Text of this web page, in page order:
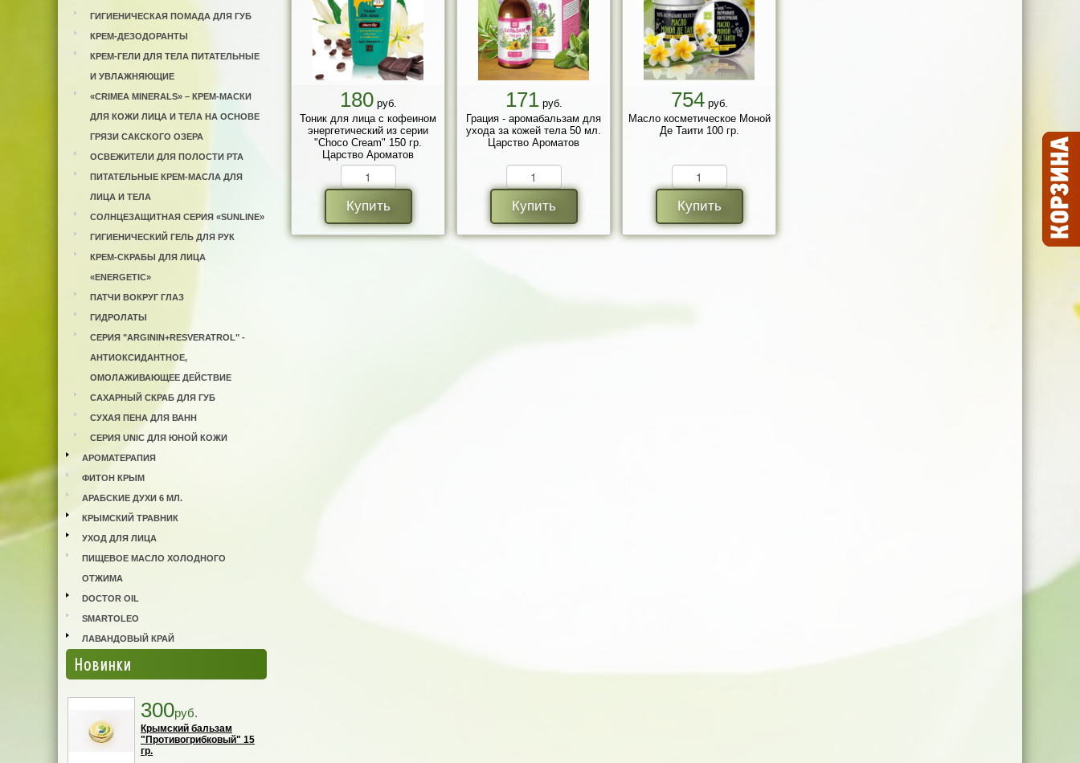
ГИГИЕНИЧЕСКАЯ ПОМАДА ДЛЯ ГУБ
КРЕМ-ДЕЗОДОРАНТЫ
КРЕМ-ГЕЛИ ДЛЯ ТЕЛА ПИТАТЕЛЬНЫЕ
И УВЛАЖНЯЮЩИЕ
«CRIMEA MINERALS» – КРЕМ-МАСКИ
ДЛЯ КОЖИ ЛИЦА И ТЕЛА НА ОСНОВЕ
ГРЯЗИ САКСКОГО ОЗЕРА
ОСВЕЖИТЕЛИ ДЛЯ ПОЛОСТИ РТА
ПИТАТЕЛЬНЫЕ КРЕМ-МАСЛА ДЛЯ
ЛИЦА И ТЕЛА
СОЛНЦЕЗАЩИТНАЯ СЕРИЯ «SUNLINE»
ГИГИЕНИЧЕСКИЙ ГЕЛЬ ДЛЯ РУК
КРЕМ-СКРАБЫ ДЛЯ ЛИЦА
«ENERGETIC»
ПАТЧИ ВОКРУГ ГЛАЗ
ГИДРОЛАТЫ
СЕРИЯ "ARGININ+RESVERATROL" -
АНТИОКСИДАНТНОЕ,
ОМОЛАЖИВАЮЩЕЕ ДЕЙСТВИЕ
САХАРНЫЙ СКРАБ ДЛЯ ГУБ
СУХАЯ ПЕНА ДЛЯ ВАНН
СЕРИЯ UNIC ДЛЯ ЮНОЙ КОЖИ
АРОМАТЕРАПИЯ
ФИТОН КРЫМ
АРАБСКИЕ ДУХИ 6 МЛ.
КРЫМСКИЙ ТРАВНИК
УХОД ДЛЯ ЛИЦА
ПИЩЕВОЕ МАСЛО ХОЛОДНОГО
ОТЖИМА
DOCTOR OIL
SMARTOLEO
ЛАВАНДОВЫЙ КРАЙ
Новинки
300руб.
Крымский бальзам
"Противогрибковый" 15
гр.
180руб.
Тоник для лица с кофеином
энергетический из серии
"Choco Cream" 150 гр.
Царство Ароматов
Купить
171руб.
Грация - аромабальзам для
ухода за кожей тела 50 мл.
Царство Ароматов
Купить
754руб.
Масло косметическое Моной
Де Таити 100 гр.
Купить